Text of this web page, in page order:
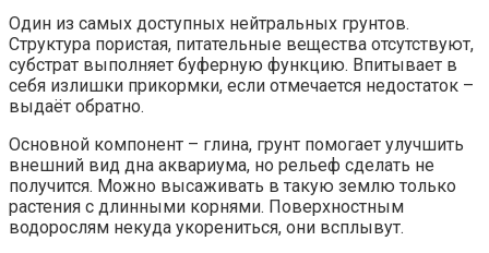
Один из самых доступных нейтральных грунтов.
Структура пористая, питательные вещества отсутствуют,
субстрат выполняет буферную функцию. Впитывает в
себя излишки прикормки, если отмечается недостаток –
выдаёт обратно.
Основной компонент – глина, грунт помогает улучшить
внешний вид дна аквариума, но рельеф сделать не
получится. Можно высаживать в такую землю только
растения с длинными корнями. Поверхностным
водорослям некуда укорениться, они всплывут.